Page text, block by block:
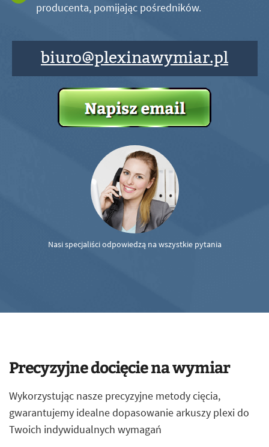
producenta, pomijając pośredników.
biuro@plexinawymiar.pl
Nasi specjaliści odpowiedzą na wszystkie pytania
Precyzyjne docięcie na wymiar
Wykorzystując nasze precyzyjne metody cięcia,
gwarantujemy idealne dopasowanie arkuszy plexi do
Twoich indywidualnych wymagań